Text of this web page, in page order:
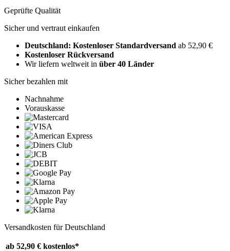
Geprüfte Qualität
Sicher und vertraut einkaufen
Deutschland: Kostenloser Standardversand ab 52,90 €
Kostenloser Rückversand
Wir liefern weltweit in über 40 Länder
Sicher bezahlen mit
Nachnahme
Vorauskasse
Versandkosten für Deutschland
ab 52,90 € kostenlos*